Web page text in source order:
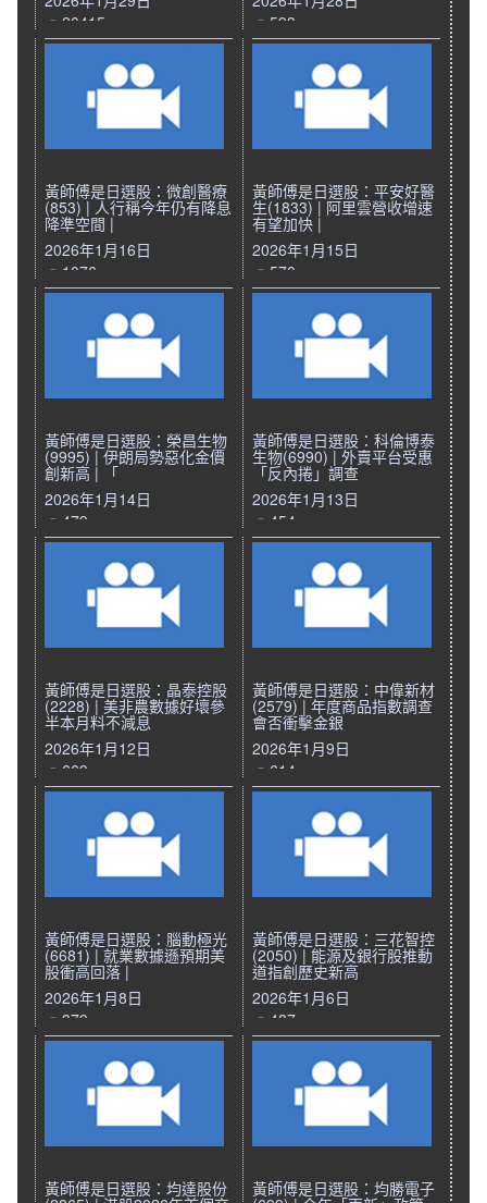
20415
593
黃師傅是日選股：微創醫療
(853) | 人行稱今年仍有降息
降準空間 |
2026年1月16日
1076
黃師傅是日選股：平安好醫
生(1833) | 阿里雲營收增速
有望加快 |
2026年1月15日
570
黃師傅是日選股：榮昌生物
(9995) | 伊朗局勢惡化金價
創新高 | 「
2026年1月14日
479
黃師傅是日選股：科倫博泰
生物(6990) | 外賣平台受惠
「反內捲」調查
2026年1月13日
454
黃師傅是日選股：晶泰控股
(2228) | 美非農數據好壞參
半本月料不減息
2026年1月12日
669
黃師傅是日選股：中偉新材
(2579) | 年度商品指數調查
會否衝擊金銀
2026年1月9日
614
黃師傅是日選股：腦動極光
(6681) | 就業數據遜預期美
股衝高回落 |
2026年1月8日
379
黃師傅是日選股：三花智控
(2050) | 能源及銀行股推動
道指創歷史新高
2026年1月6日
487
黃師傅是日選股：均達股份 黃師傅是日選股：均勝電子